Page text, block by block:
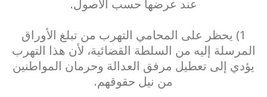
عند عرضها حسب الاصول.
1) يحظر على المحامي التهرب من تبلغ الأوراق
المرسلة إليه من السلطة القضائية، لأن هذا التهرب
يؤدي إلى تعطيل مرفق العدالة وحرمان المواطنين
من نيل حقوقهم.